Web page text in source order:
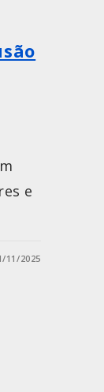
e
11/2025